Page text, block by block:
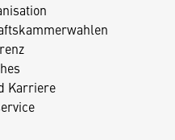
Karriere